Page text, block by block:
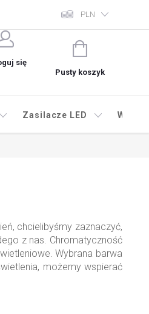
PLN
się
KOSZYK
Pusty koszyk
Zasilacze LED
chcielibyśmy zaznaczyć,
z nas. Chromatyczność
Wybrana barwa
możemy wspierać